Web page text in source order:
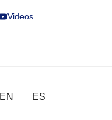
Videos
EN ES